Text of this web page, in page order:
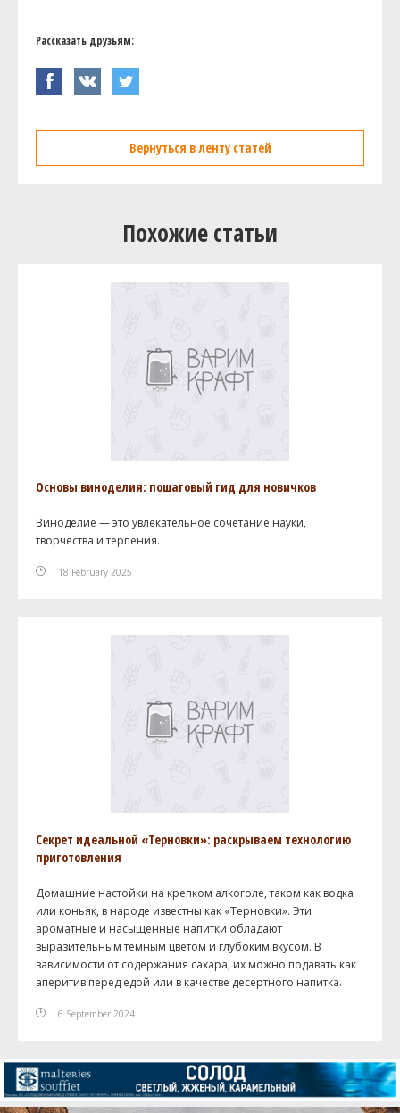
Рассказать друзьям:
Вернуться в ленту статей
Похожие статьи
Основы виноделия: пошаговый гид для новичков
Виноделие — это увлекательное сочетание науки,
творчества и терпения.
18 February 2025
Секрет идеальной «Терновки»: раскрываем технологию
приготовления
Домашние настойки на крепком алкоголе, таком как водка
или коньяк, в народе известны как «Терновки». Эти
ароматные и насыщенные напитки обладают
выразительным темным цветом и глубоким вкусом. В
зависимости от содержания сахара, их можно подавать как
аперитив перед едой или в качестве десертного напитка.
6 September 2024